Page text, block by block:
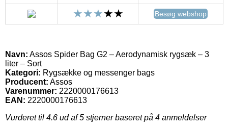
Besøg webshop
Navn: Assos Spider Bag G2 – Aerodynamisk rygsæk – 3
liter – Sort
Kategori: Rygsække og messenger bags
Producent: Assos
Varenummer: 2220000176613
EAN: 2220000176613
Vurderet til 4.6 ud af 5 stjerner baseret på 4 anmeldelser